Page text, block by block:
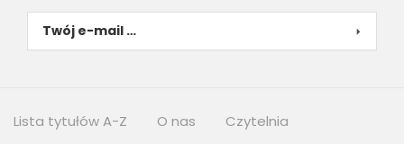
Lista tytułów A-Z O nas Czytelnia